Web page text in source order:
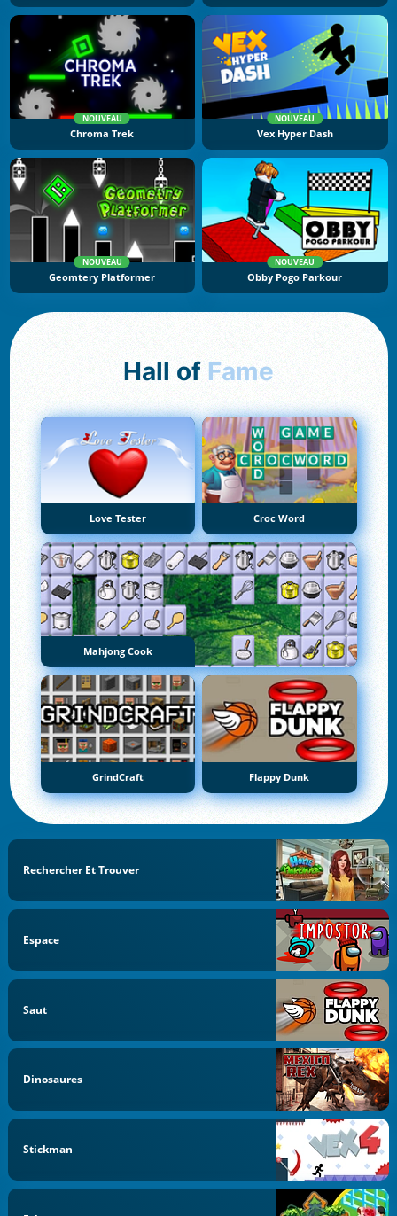
NOUVEAU
Chroma Trek
NOUVEAU
Vex Hyper Dash
NOUVEAU
Geomtery Platformer
NOUVEAU
Obby Pogo Parkour
Hall of Fame
Love Tester Croc Word
Mahjong Cook
GrindCraft Flappy Dunk
Rechercher Et Trouver
Espace
Saut
Dinosaures
Stickman